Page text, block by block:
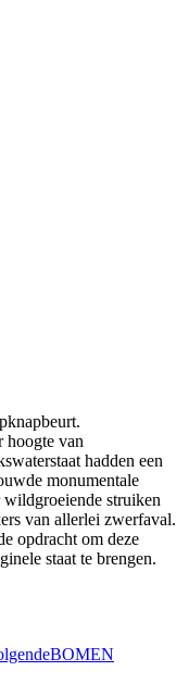
hoogte van
hadden een
monumentale
struiken
van allerlei zwerfaval.
opdracht om deze
staat te brengen.
Volgende
BOMEN